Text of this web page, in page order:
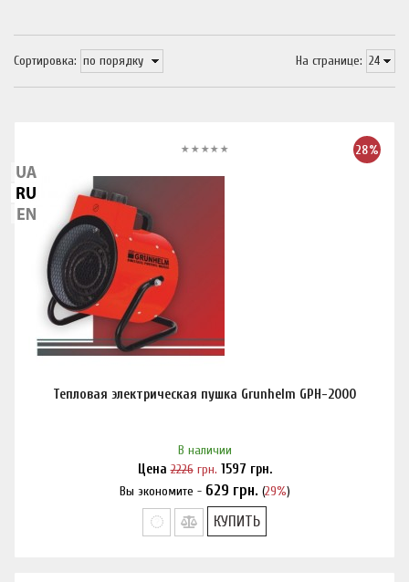
На странице:
Сортировка:
28%
Тепловая электрическая пушка Grunhelm GPH-2000
В наличии
Цена2226грн. 1597 грн.
Вы экономите - 629 грн. (29%)
Нашли дешевле?
КУПИТЬ